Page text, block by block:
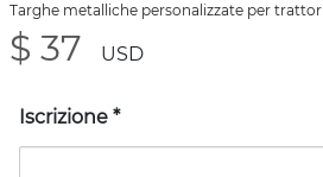
Targhe metalliche personalizzate per trattori
$ 37 USD
Iscrizione *